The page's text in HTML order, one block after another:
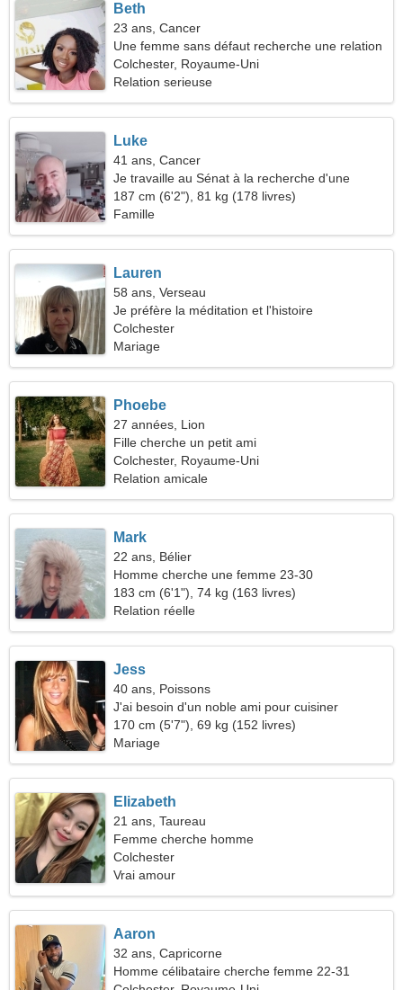
Beth
23 ans, Cancer
Une femme sans défaut recherche une relation
sérieuse
Colchester, Royaume-Uni
Relation serieuse
Luke
41 ans, Cancer
Je travaille au Sénat à la recherche d'une
femme sexy
187 cm (6'2"), 81 kg (178 livres)
Famille
Lauren
58 ans, Verseau
Je préfère la méditation et l'histoire
Colchester
Mariage
Phoebe
27 années, Lion
Fille cherche un petit ami
Colchester, Royaume-Uni
Relation amicale
Mark
22 ans, Bélier
Homme cherche une femme 23-30
183 cm (6'1"), 74 kg (163 livres)
Relation réelle
Jess
40 ans, Poissons
J'ai besoin d'un noble ami pour cuisiner
ensemble
170 cm (5'7"), 69 kg (152 livres)
Mariage
Elizabeth
21 ans, Taureau
Femme cherche homme
Colchester
Vrai amour
Aaron
32 ans, Capricorne
Homme célibataire cherche femme 22-31